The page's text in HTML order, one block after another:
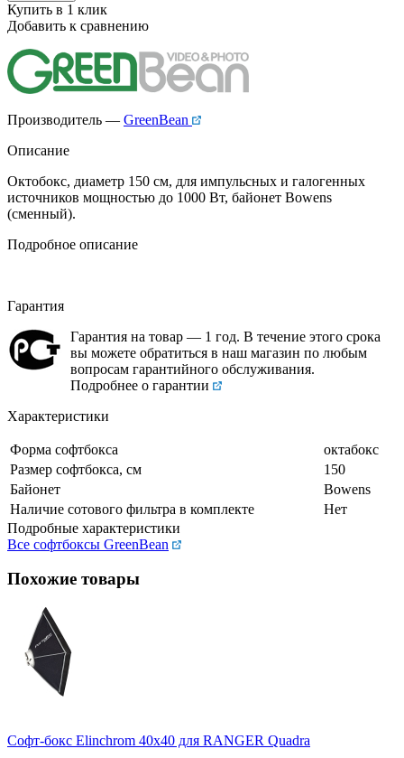
Купить в 1 клик
Добавить к сравнению
Производитель — GreenBean
Описание
Октобокс, диаметр 150 см, для импульсных и галогенных
источников мощностью до 1000 Вт, байонет Bowens
(сменный).
Подробное описание
Гарантия
Гарантия на товар — 1 год. В течение этого срока
вы можете обратиться в наш магазин по любым
вопросам гарантийного обслуживания.
Подробнее о гарантии
Характеристики
Форма софтбокса
октабокс
Размер софтбокса, см
150
Байонет
Bowens
Наличие сотового фильтра в комплекте
Нет
Подробные характеристики
Все софтбоксы GreenBean
Похожие товары
Софт-бокс Elinchrom 40х40 для RANGER Quadra